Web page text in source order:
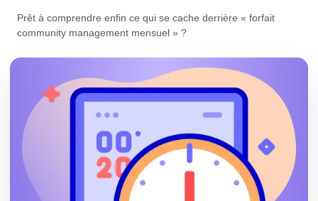
Prêt à comprendre enfin ce qui se cache derrière « forfait
community management mensuel » ?